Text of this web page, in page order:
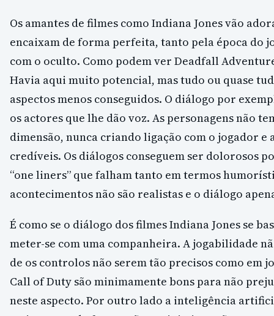
Os amantes de filmes como Indiana Jones vão
encaixam de forma perfeita, tanto pela época do
com o oculto. Como podem ver Deadfall
Havia aqui muito potencial, mas tudo ou quase
aspectos menos conseguidos. O diálogo por
os actores que lhe dão voz. As personagens não
dimensão, nunca criando ligação com o jogador e
credíveis. Os diálogos conseguem ser dolorosos
“one liners” que falham tanto em termos
acontecimentos não são realistas e o diálogo
É como se o diálogo dos filmes Indiana Jones se
meter-se com uma companheira. A jogabilidade
de os controlos não serem tão precisos como em
Call of Duty são minimamente bons para não
neste aspecto. Por outro lado a inteligência